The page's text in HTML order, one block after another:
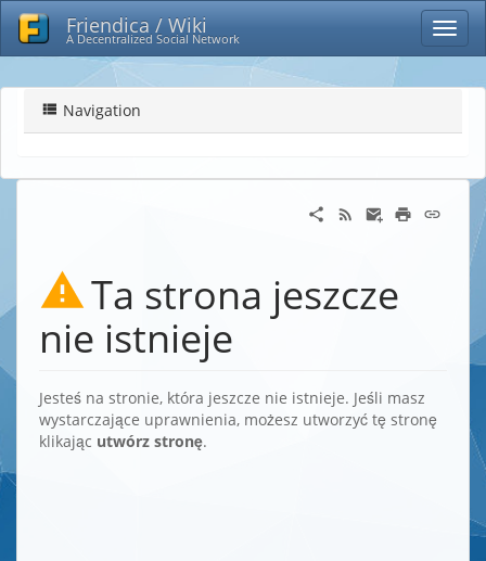
Friendica / Wiki
A Decentralized Social Network
Navigation
Ta strona jeszcze
nie istnieje
Jesteś na stronie, która jeszcze nie istnieje. Jeśli masz
wystarczające uprawnienia, możesz utworzyć tę stronę
klikając utwórz stronę.